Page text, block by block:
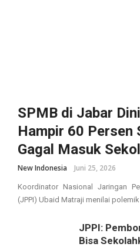
SPMB di Jabar
Hampir 60 Persen
Gagal Masuk
New Indonesia Juni 25, 2026
Koordinator Nasional Jaringan
(JPPI) Ubaid Matraji menilai polemik
JPPI:
Bisa